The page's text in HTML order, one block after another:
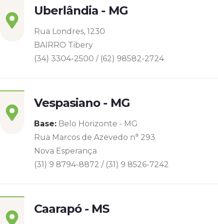
Uberlândia - MG
Rua Londres, 1230
BAIRRO Tibery
(34) 3304-2500 / (62) 98582-2724
Vespasiano - MG
Base: Belo Horizonte - MG
Rua Marcos de Azevedo n° 293
Nova Esperança
(31) 9 8794-8872 / (31) 9 8526-7242
Caarapó - MS